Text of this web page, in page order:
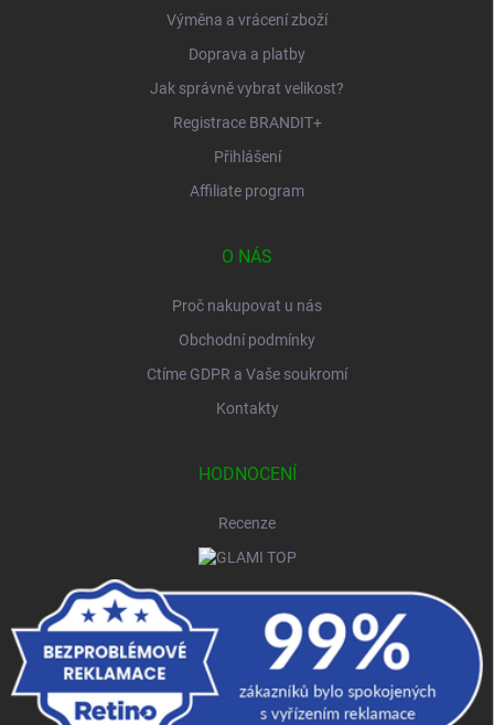
Výměna a vrácení zboží
Doprava a platby
Jak správně vybrat velikost?
Registrace BRANDIT+
Přihlášení
Affiliate program
O NÁS
Proč nakupovat u nás
Obchodní podmínky
Ctíme GDPR a Vaše soukromí
Kontakty
HODNOCENÍ
Recenze